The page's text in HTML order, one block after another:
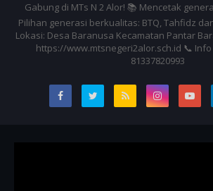
Gabung di MTs N 2 Alor! 📚 Mencetak
Pilihan generasi berkualitas: BTQ, Tahfidz
Lokasi: Desa Baranusa Kecamatan Pantar
https://www.mtsnegeri2alor.sch.id 📞
81337820993